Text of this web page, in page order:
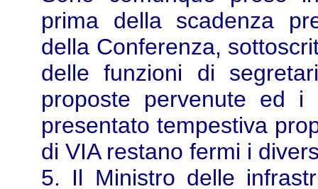
prima della scadenza
della Conferenza,
delle funzioni di
proposte pervenute ed
presentato tempestiva
di VIA restano fermi i
5. Il Ministro delle